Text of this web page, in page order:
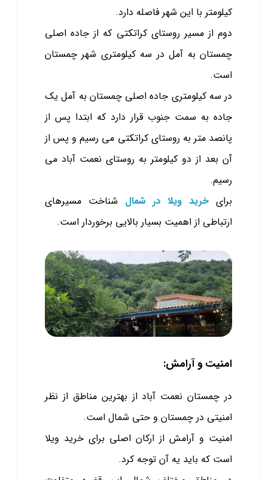
کیلومتر با این شهر فاصله دارد.
دوم از مسیر روستای کراتکتی که از جاده اصلی
چمستان به آمل در سه کیلومتری شهر چمستان
است.
در سه کیلومتری جاده اصلی چمستان به آمل یک
جاده به سمت جنوب قرار دارد که ابتدا پس از
پانصد متر به روستای کراتکتی می رسیم و پس از
آن بعد از دو کیلومتر به روستای نعمت آباد می
رسیم.
برای خرید ویلا در شمال شناخت مسیرهای
ارتباطی از اهمیت بسیار بالایی برخوردار است.
امنیت و آرامش:
در چمستان نعمت آباد از بهترین مناطق از نظر
امنیتی در چمستان و حتی شمال است.
امنیت و آرامش از ارکان اصلی برای خرید ویلا
است که باید یه آن توجه کرد.